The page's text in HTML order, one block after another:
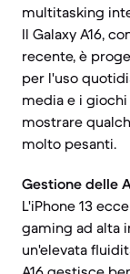
multitasking
Il Galaxy A16,
recente, è
per l'uso
media e i
mostrare
molto pesanti.
Gestione delle
L'iPhone 13
gaming ad alta
un'elevata